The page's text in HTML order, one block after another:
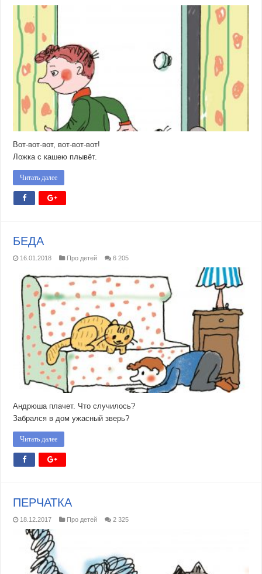
Вот-вот-вот, вот-вот-вот!
Ложка с кашею плывёт.
Читать далее
БЕДА
16.01.2018 Про детей 6 205
Андрюша плачет. Что случилось?
Забрался в дом ужасный зверь?
Читать далее
ПЕРЧАТКА
18.12.2017 Про детей 2 325